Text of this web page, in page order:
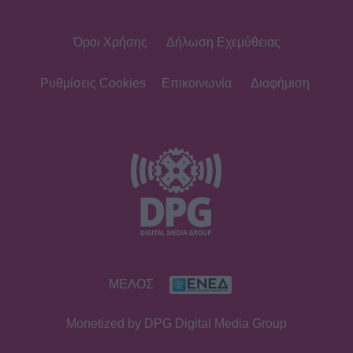
Από την εκκλησία στην ξαπλώστρα:
Η εντυπωσιακή πόζα της
Καινούργιου με μαγιό και το
της πρεμιέρας
Όροι Χρήσης Δήλωση Εχεμύθειας
Ρυθμίσεις Cookies Επικοινωνία Διαφήμιση
ΜΕΛΟΣ
Monetized by DPG Digital Media Group